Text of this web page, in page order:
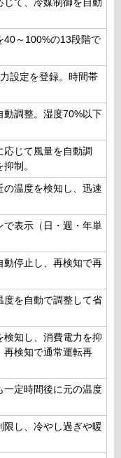
じて、冷媒制御を自動
40～100%の13段階で
設定を登録。時間帯
動調整。湿度70%以下
じて風量を自動調
制。
の温度を検知し、迅速
で表示（日・週・年単
動停止し、再検知で再
度を自動で調整して省
検知し、消費電力を抑
再検知で通常運転再
一定時間後に元の温度
限し、冷やし過ぎや暖